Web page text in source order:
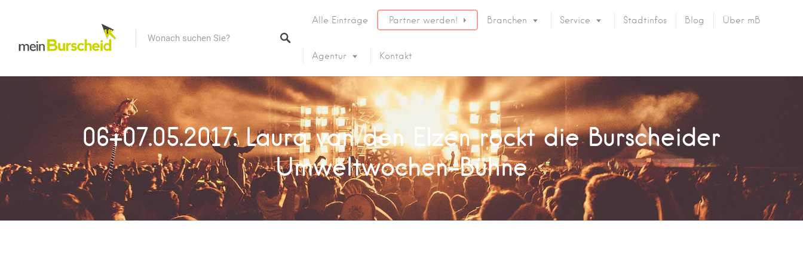
Alle Einträge Partner werden! Branchen Service Stadtinfos Blog Über mB
Agentur Kontakt
06+07.05.2017: Laura van den Elzen rockt die Burscheider
Umweltwochen-Bühne